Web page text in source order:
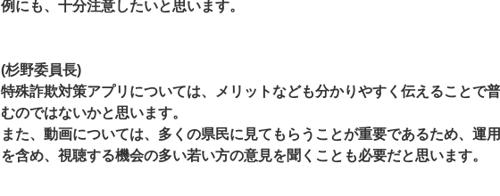
例にも、十分注意したいと思います。
(杉野委員長)
特殊詐欺対策アプリについては、メリットなども分かりやすく伝えることで
むのではないかと思います。
また、動画については、多くの県民に見てもらうことが重要であるため、運
を含め、視聴する機会の多い若い方の意見を聞 くことも必要だと思います。